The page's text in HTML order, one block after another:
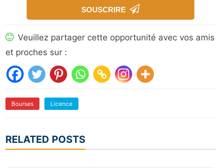
SOUSCRIRE
Veuillez partager cette opportunité avec vos amis
et proches sur :
Bourses Licence
RELATED POSTS